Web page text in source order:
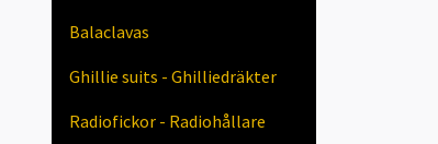
Balaclavas
Ghillie suits - Ghilliedräkter
Radiofickor - Radiohållare